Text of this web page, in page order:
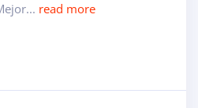
read more